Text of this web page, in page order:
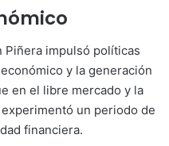
Piñera impulsó políticas
y la generación
en el libre mercado y la
un periodo de
financiera.